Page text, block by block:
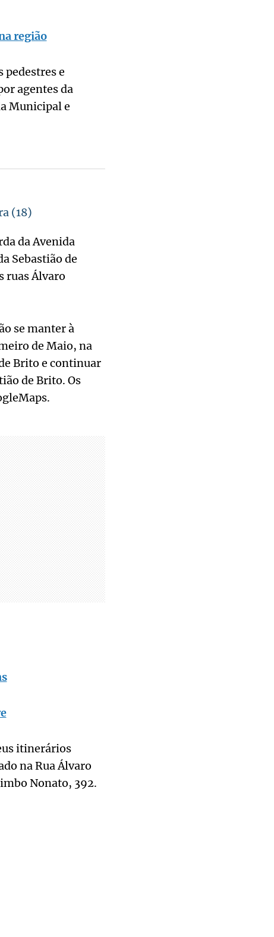
região
pedestres e
agentes da
Municipal e
(18)
da Avenida
Sebastião de
ruas Álvaro
se manter à
de Maio, na
Brito e continuar
de Brito. Os
itinerários
na Rua Álvaro
Nonato, 392.